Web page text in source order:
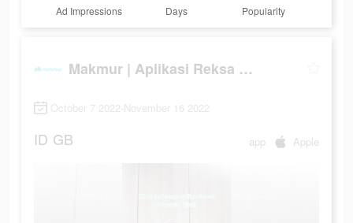
Ad Impressions Days Popularity
Makmur | Aplikasi Reksa Dana
October 7 2022-November 16 2022
ID GB app Apple